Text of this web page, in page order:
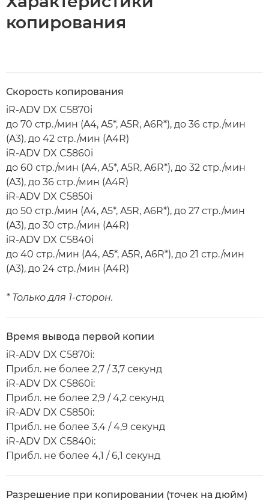
копирования
Скорость копирования
iR-ADV DX C5870i
до 70 стр./мин (A4, A5*, A5R, A6R*), до 36 стр./мин
(A3), до 42 стр./мин (A4R)
iR-ADV DX C5860i
до 60 стр./мин (A4, A5*, A5R, A6R*), до 32 стр./мин
(A3), до 36 стр./мин (A4R)
iR-ADV DX C5850i
до 50 стр./мин (A4, A5*, A5R, A6R*), до 27 стр./мин
(A3), до 30 стр./мин (A4R)
iR-ADV DX C5840i
до 40 стр./мин (A4, A5*, A5R, A6R*), до 21 стр./мин
(A3), до 24 стр./мин (A4R)
* Только для 1-сторон.
Время вывода первой копии
iR-ADV DX C5870i:
Прибл. не более 2,7 / 3,7 секунд
iR-ADV DX C5860i:
Прибл. не более 2,9 / 4,2 секунд
iR-ADV DX C5850i:
Прибл. не более 3,4 / 4,9 секунд
iR-ADV DX C5840i:
Прибл. не более 4,1 / 6,1 секунд
Разрешение при копировании (точек на дюйм)